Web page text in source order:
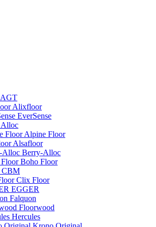
AGT
Alixfloor
EverSense
Alloc
Alpine Floor
Alsafloor
Berry-Alloc
Boho Floor
CBM
Clix Floor
EGGER
Falquon
Floorwood
Hercules